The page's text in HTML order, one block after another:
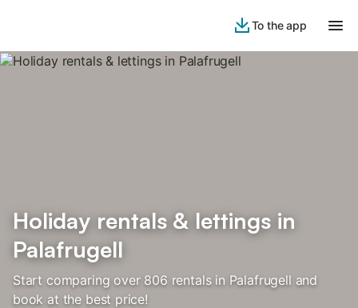
To the app
Holiday rentals & lettings in
Palafrugell
Start comparing over 806 rentals in Palafrugell and
book at the best price!